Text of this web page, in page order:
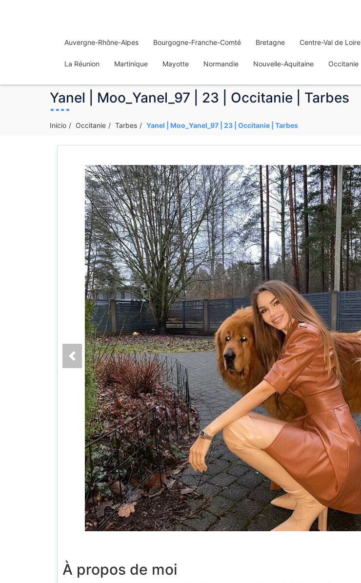
Auvergne-Rhône-Alpes Bourgogne-Franche-Comté Bretagne Centre-Val de Loire
La Réunion Martinique Mayotte Normandie Nouvelle-Aquitaine Occitanie
Yanel | Moo_Yanel_97 | 23 | Occitanie | Tarbes
Inicio Occitanie Tarbes Yanel | Moo_Yanel_97 | 23 | Occitanie | Tarbes
À propos de moi